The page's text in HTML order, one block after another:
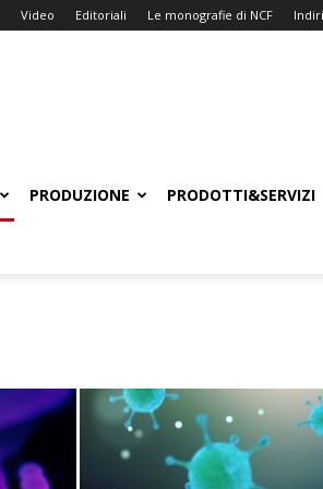
Video Editoriali Le monografie di NCF
PRODUZIONE PRODOTTI&SERVIZI